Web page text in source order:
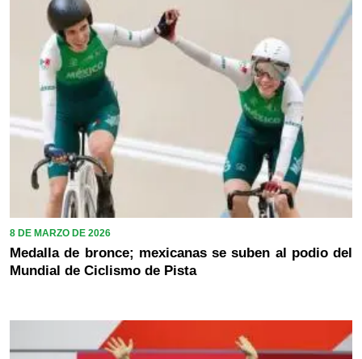
8 DE MARZO DE 2026
Medalla de bronce; mexicanas se suben al podio del
Mundial de Ciclismo de Pista